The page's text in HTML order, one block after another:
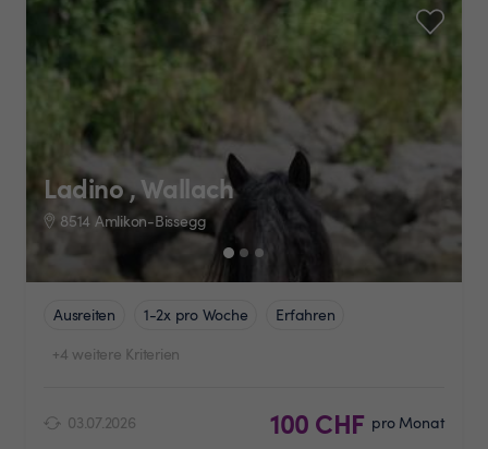
Ladino , Wallach
8514 Amlikon-Bissegg
Ausreiten 1-2x pro Woche
Erfahren
+4 weitere Kriterien
03.07.2026 100 CHF pro Monat